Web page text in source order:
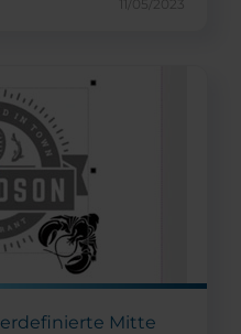
11/05/2023
Mitte